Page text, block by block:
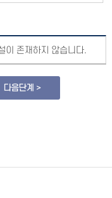
이 존재하지 않습니다.
다음단계 >